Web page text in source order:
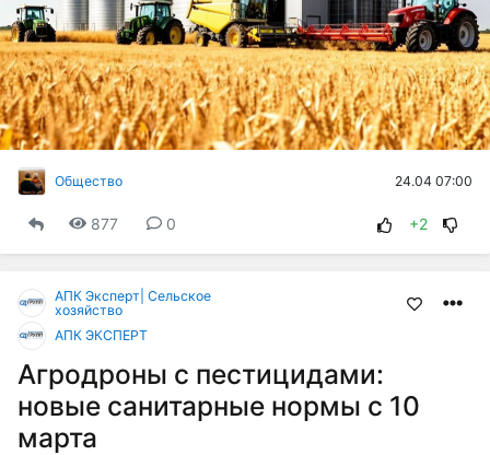
Общество 24.04 07:00
877 0 +2
АПК Эксперт| Сельское
хозяйство
АПК ЭКСПЕРТ
Агродроны с пестицидами:
новые санитарные нормы с 10
марта